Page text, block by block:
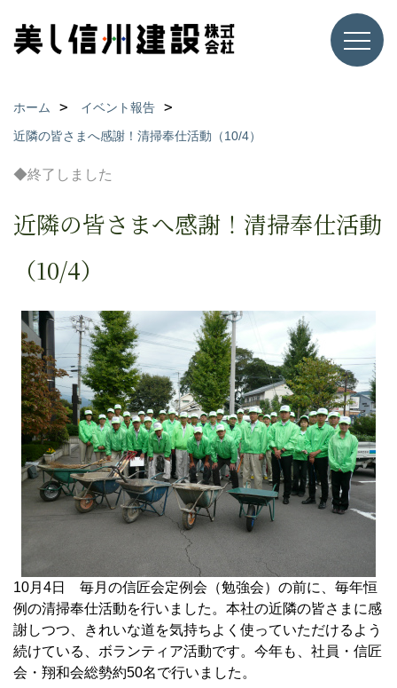
ホーム
イベント報告
近隣の皆さまへ感謝！清掃奉仕活動（10/4）
◆終了しました
近隣の皆さまへ感謝！清掃奉仕活動
（10/4）
10月4日 毎月の信匠会定例会（勉強会）の前に、毎年恒
例の清掃奉仕活動を行いました。本社の近隣の皆さまに感
謝しつつ、きれいな道を気持ちよく使っていただけるよう
続けている、ボランティア活動です。今年も、社員・信匠
会・翔和会総勢約50名で行いました。